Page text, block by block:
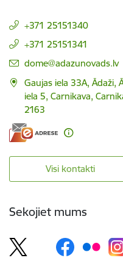
+371 25151340
+371 25151341
E-pasts:
dome@adazunovads.lv
Gaujas iela 33A, Ādaži,
iela 5, Carnikava,
2163
Visi kontakti
Sekojiet mums